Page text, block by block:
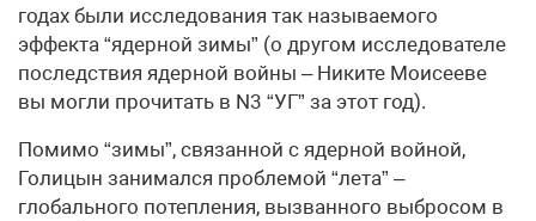
годах были исследования так называемого
эффекта “ядерной зимы” (о другом исследователе
последствия ядерной войны – Никите Моисееве
вы могли прочитать в N3 “УГ” за этот год).
Помимо “зимы”, связанной с ядерной войной,
Голицын занимался проблемой “лета” –
глобального потепления, вызванного выбросом в